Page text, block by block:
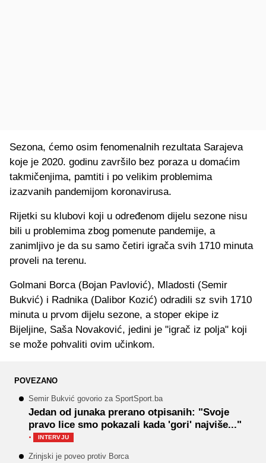
Sezona, ćemo osim fenomenalnih rezultata Sarajeva
koje je 2020. godinu završilo bez poraza u domaćim
takmičenjima, pamtiti i po velikim problemima
izazvanih pandemijom koronavirusa.
Rijetki su klubovi koji u određenom dijelu sezone nisu
bili u problemima zbog pomenute pandemije, a
zanimljivo je da su samo četiri igrača svih 1710 minuta
proveli na terenu.
Golmani Borca (Bojan Pavlović), Mladosti (Semir
Bukvić) i Radnika (Dalibor Kozić) odradili sz svih 1710
minuta u prvom dijelu sezone, a stoper ekipe iz
Bijeljine, Saša Novaković, jedini je "igrač iz polja" koji
se može pohvaliti ovim učinkom.
POVEZANO
Semir Bukvić govorio za SportSport.ba
Jedan od junaka prerano otpisanih: "Svoje
pravo lice smo pokazali kada 'gori' najviše..."
· INTERVJU
Zrinjski je poveo protiv Borca